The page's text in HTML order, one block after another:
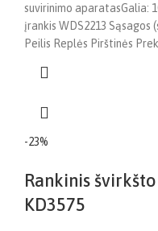
suvirinimo aparatasGalia:
įrankis WDS2213
Peilis Replės Pirštinės
-23%
Rankinis
KD3575